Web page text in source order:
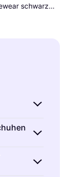
schwarz
Kälte,
Leder
auf